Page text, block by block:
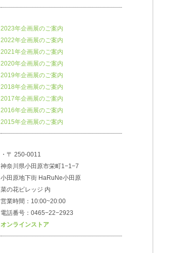
2023年企画展のご案内
2022年企画展のご案内
2021年企画展のご案内
2020年企画展のご案内
2019年企画展のご案内
2018年企画展のご案内
2017年企画展のご案内
2016年企画展のご案内
2015年企画展のご案内
・〒 250-0011
神奈川県小田原市栄町1−1−7
小田原地下街 HaRuNe小田原
菜の花ビレッジ 内
営業時間：10:00~20:00
電話番号：0465−22−2923
オンラインストア